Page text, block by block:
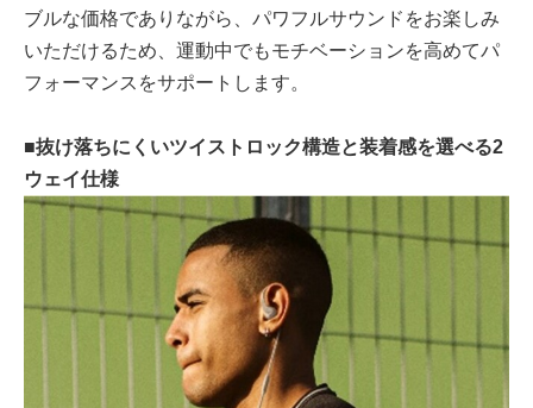
ブルな価格でありながら、パワフルサウンドをお楽しみ
いただけるため、運動中でもモチベーションを高めてパ
フォーマンスをサポートします。
■抜け落ちにくいツイストロック構造と装着感を選べる2
ウェイ仕様